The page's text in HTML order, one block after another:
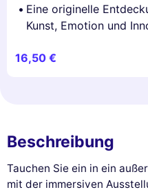
Eine originelle
Kunst, Emotion und
16,50 €
Beschreibung
Tauchen Sie ein in ein
mit der immersiven